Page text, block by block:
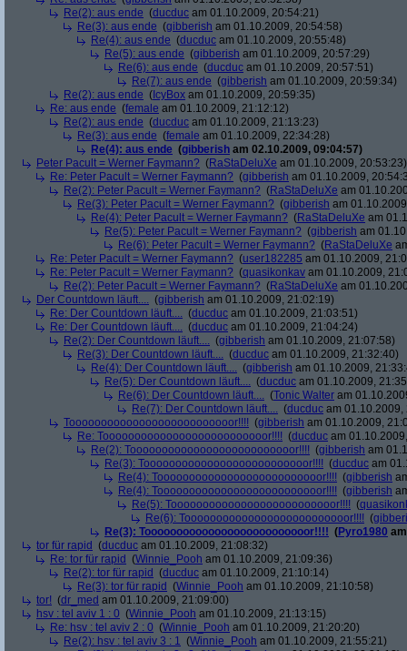
Re(2): aus ende (ducduc am 01.10.2009, 20:54:21)
Re(3): aus ende (gibberish am 01.10.2009, 20:54:58)
Re(4): aus ende (ducduc am 01.10.2009, 20:55:48)
Re(5): aus ende (gibberish am 01.10.2009, 20:57:29)
Re(6): aus ende (ducduc am 01.10.2009, 20:57:51)
Re(7): aus ende (gibberish am 01.10.2009, 20:59:34)
Re(2): aus ende ( IcyBox am 01.10.2009, 20:59:35)
Re: aus ende (female am 01.10.2009, 21:12:12)
Re(2): aus ende (ducduc am 01.10.2009, 21:13:23)
Re(3): aus ende (female am 01.10.2009, 22:34:28)
Re(4): aus ende (gibberish am 02.10.2009, 09:04:57)
Peter Pacult = Werner Faymann? (RaStaDeluXe am 01.10.2009, 20:53:23)
Re: Peter Pacult = Werner Faymann? (gibberish am 01.10.2009,
Re(2): Peter Pacult = Werner Faymann? (RaStaDeluXe am
Re(3): Peter Pacult = Werner Faymann? (gibberish am
Re(4): Peter Pacult = Werner Faymann? (RaStaDeluXe am
Re(5): Peter Pacult = Werner Faymann? (gibberish am
Re(6): Peter Pacult = Werner Faymann? (RaStaDeluXe
Re: Peter Pacult = Werner Faymann? (user182285 am 01.10.2009,
Re: Peter Pacult = Werner Faymann? (quasikonkav am 01.10.2009,
Re(2): Peter Pacult = Werner Faymann? (RaStaDeluXe am
Der Countdown läuft.... (gibberish am 01.10.2009, 21:02:19)
Re: Der Countdown läuft.... (ducduc am 01.10.2009, 21:03:51)
Re: Der Countdown läuft.... (ducduc am 01.10.2009, 21:04:24)
Re(2): Der Countdown läuft.... (gibberish am 01.10.2009, 21:07:58)
Re(3): Der Countdown läuft.... (ducduc am 01.10.2009, 21:32:40)
Re(4): Der Countdown läuft.... (gibberish am 01.10.2009,
Re(5): Der Countdown läuft.... (ducduc am 01.10.2009,
Re(6): Der Countdown läuft.... (Tonic Walter am
Re(7): Der Countdown läuft.... (ducduc am 01.10.2009,
Toooooooooooooooooooooooooor!!!! (gibberish am 01.10.2009,
Re: Toooooooooooooooooooooooooor!!!! (ducduc am
Re(2): Toooooooooooooooooooooooooor!!!! (gibberish am
Re(3): Toooooooooooooooooooooooooor!!!! (ducduc am
Re(4): Toooooooooooooooooooooooooor!!!! (gibberish
Re(4): Toooooooooooooooooooooooooor!!!! (gibberish
Re(5): Toooooooooooooooooooooooooor!!!! (
Re(6): Toooooooooooooooooooooooooor!!!! (
Re(3): Toooooooooooooooooooooooooor!!!! (Pyro1980
tor für rapid (ducduc am 01.10.2009, 21:08:32)
Re: tor für rapid (Winnie_Pooh am 01.10.2009, 21:09:36)
Re(2): tor für rapid (ducduc am 01.10.2009, 21:10:14)
Re(3): tor für rapid (Winnie_Pooh am 01.10.2009, 21:10:58)
tor! (dr_med am 01.10.2009, 21:09:00)
hsv : tel aviv 1 : 0 (Winnie_Pooh am 01.10.2009, 21:13:15)
Re: hsv : tel aviv 2 : 0 (Winnie_Pooh am 01.10.2009, 21:20:20)
Re(2): hsv : tel aviv 3 : 1 (Winnie_Pooh am 01.10.2009, 21:55:21)